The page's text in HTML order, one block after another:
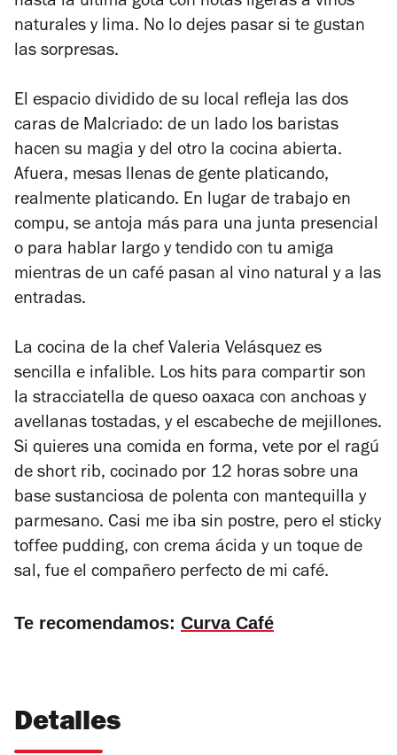
naturales y lima. No lo dejes pasar si te gustan
las sorpresas.
El espacio dividido de su local refleja las dos
caras de Malcriado: de un lado los baristas
hacen su magia y del otro la cocina abierta.
Afuera, mesas llenas de gente platicando,
realmente platicando. En lugar de trabajo en
compu, se antoja más para una junta presencial
o para hablar largo y tendido con tu amiga
mientras de un café pasan al vino natural y a las
entradas.
La cocina de la chef Valeria Velásquez es
sencilla e infalible. Los hits para compartir son
la stracciatella de queso oaxaca con anchoas y
avellanas tostadas, y el escabeche de mejillones.
Si quieres una comida en forma, vete por el ragú
de short rib, cocinado por 12 horas sobre una
base sustanciosa de polenta con mantequilla y
parmesano. Casi me iba sin postre, pero el sticky
toffee pudding, con crema ácida y un toque de
sal, fue el compañero perfecto de mi café.
Te recomendamos: Curva Café
Detalles